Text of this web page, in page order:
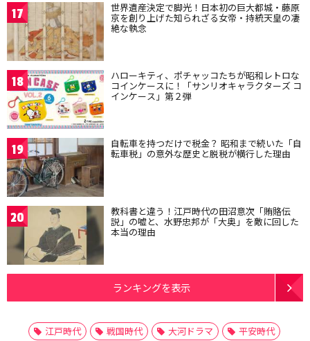
17 世界遺産決定で脚光！日本初の巨大都城・藤原
京を創り上げた知られざる女帝・持統天皇の凄
絶な執念
18 ハローキティ、ポチャッコたちが昭和レトロな
コインケースに！「サンリオキャラクターズ コ
インケース」第２弾
19 自転車を持つだけで税金？ 昭和まで続いた「自
転車税」の意外な歴史と脱税が横行した理由
20 教科書と違う！江戸時代の田沼意次「賄賂伝
説」の嘘と、水野忠邦が「大奥」を敵に回した
本当の理由
ランキングを表示
江戸時代 戦国時代 大河ドラマ
平安時代